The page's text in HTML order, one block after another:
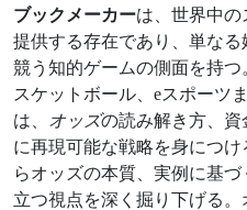
ブックメーカーは、世界中
提供する存在であり、単な
競う知的ゲームの側面を持
スケットボール、eスポーツ
は、 オッズの読み解き方、
に再現可能な戦略を身につ
らオッズの本質、実例に基
立つ視点を深く掘り下げる。